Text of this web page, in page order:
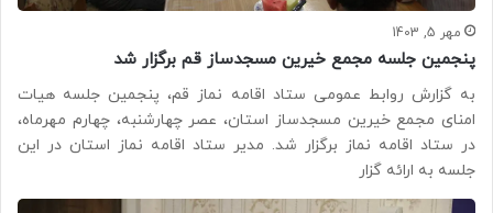
مهر 5, 1403
پنجمین جلسه مجمع خیرین مسجدساز قم برگزار شد
به گزارش روابط عمومی ستاد اقامه نماز قم، پنجمین جلسه هیات
امنای مجمع خیرین مسجدساز استان، عصر چهارشنبه، چهارم مهرماه،
در ستاد اقامه نماز برگزار شد. مدیر ستاد اقامه نماز استان در این
جلسه به ارائه گزار